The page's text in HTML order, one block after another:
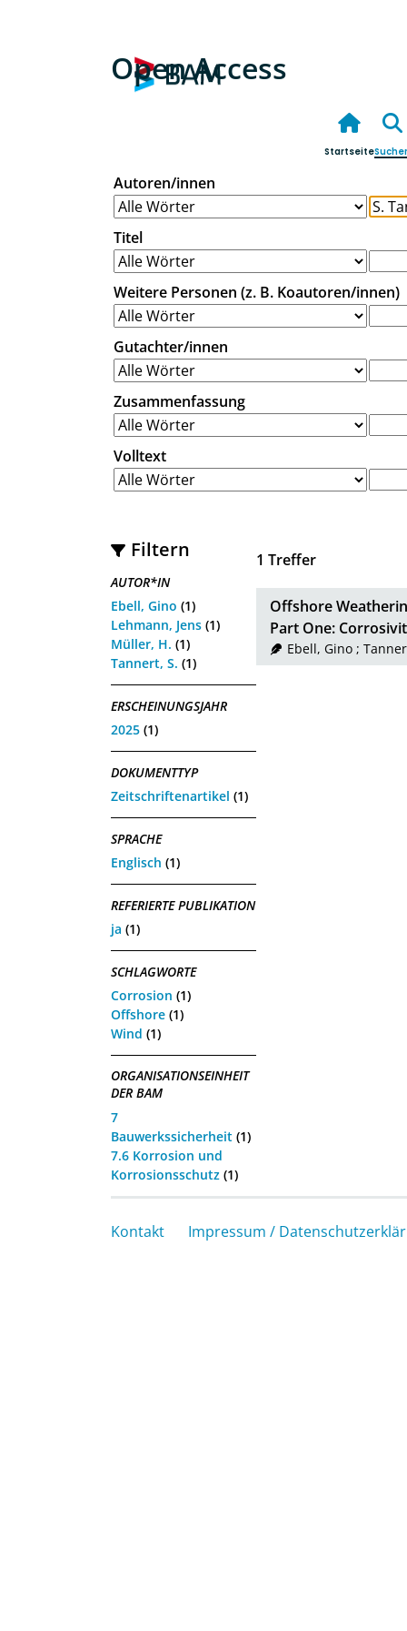
Open Access
Startseite
Autoren/innen
Titel
Weitere Personen (z. B. Koautoren/innen)
Gutachter/innen
Zusammenfassung
Volltext
Filtern
AUTOR*IN
Ebell, Gino (1)
Lehmann, Jens (1)
Müller, H. (1)
Tannert, S. (1)
ERSCHEINUNGSJAHR
2025 (1)
DOKUMENTTYP
Zeitschriftenartikel (1)
SPRACHE
Englisch (1)
REFERIERTE PUBLIKATION
ja (1)
SCHLAGWORTE
Corrosion (1)
Offshore (1)
Wind (1)
ORGANISATIONSEINHEIT
DER BAM
7
Bauwerkssicherheit (1)
7.6 Korrosion und
Korrosionsschutz (1)
1 Treffer
Offshore
Part One:
Ebell, Gino;
Kontakt Impressum /